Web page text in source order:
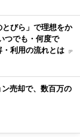
とびら」で理想をか
つでも・何度で
・利用の流れとは [P
ン売却で、数百万の